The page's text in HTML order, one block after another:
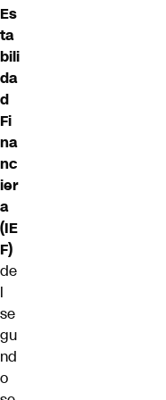
Es
ta
bili
da
d
Fi
na
nc
ier
a
(IE
F)
de
l
se
gu
nd
o